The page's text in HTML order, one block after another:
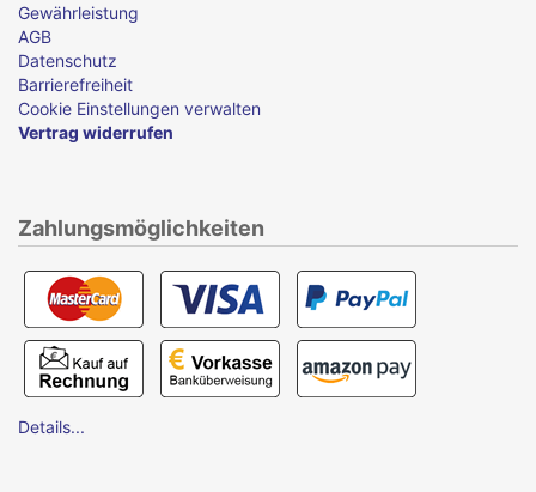
Gewährleistung
AGB
Datenschutz
Barrierefreiheit
Cookie Einstellungen verwalten
Vertrag widerrufen
Zahlungsmöglichkeiten
Details...